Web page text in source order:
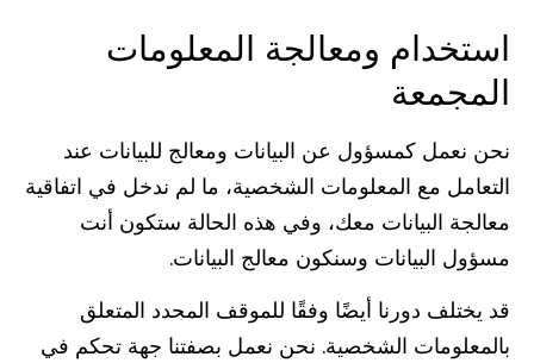
استخدام ومعالجة المعلومات
المجمعة
نحن نعمل كمسؤول عن البيانات ومعالج للبيانات عند
التعامل مع المعلومات الشخصية، ما لم ندخل في اتفاقية
معالجة البيانات معك، وفي هذه الحالة ستكون أنت
مسؤول البيانات وسنكون معالج البيانات.
قد يختلف دورنا أيضًا وفقًا للموقف المحدد المتعلق
بالمعلومات الشخصية. نحن نعمل بصفتنا جهة تحكم في